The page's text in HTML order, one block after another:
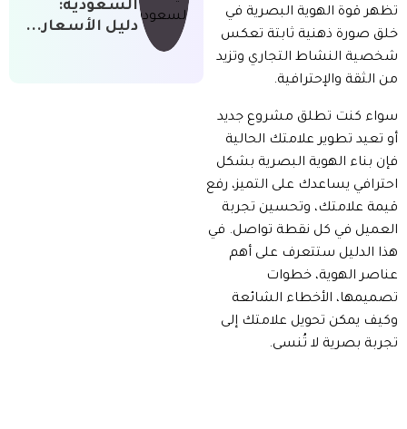
تظهر قوة الهوية البصرية في
خلق صورة ذهنية ثابتة تعكس
شخصية النشاط التجاري وتزيد
من الثقة والإحترافية.
سواء كنت تطلق مشروع جديد
أو تعيد تطوير علامتك الحالية
فإن بناء الهوية البصرية بشكل
احترافي يساعدك على التميز، رفع
قيمة علامتك، وتحسين تجربة
العميل في كل نقطة تواصل. في
هذا الدليل ستتعرف على أهم
عناصر الهوية، خطوات
تصميمها، الأخطاء الشائعة
وكيف يمكن تحويل علامتك إلى
تجربة بصرية لا تُنسى.
السعودية:
دليل الأسعار...